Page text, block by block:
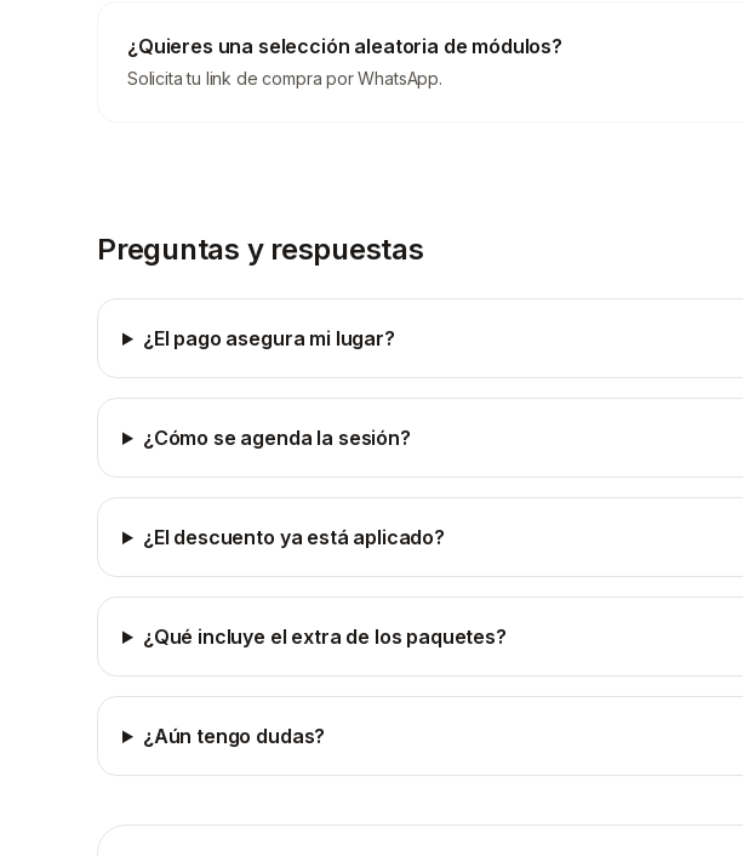
¿Quieres una selección aleatoria de módulos?
Solicita tu link de compra por WhatsApp.
Preguntas y respuestas
¿El pago asegura mi lugar?
¿Cómo se agenda la sesión?
¿El descuento ya está aplicado?
¿Qué incluye el extra de los paquetes?
¿Aún tengo dudas?